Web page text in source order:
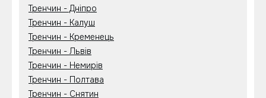
Тренчин - Дніпро
Тренчин - Калуш
Тренчин - Кременець
Тренчин - Львів
Тренчин - Немирів
Тренчин - Полтава
Тренчин - Снятин